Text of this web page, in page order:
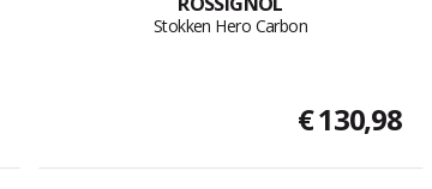
Stokken Hero Carbon
€ 130,98